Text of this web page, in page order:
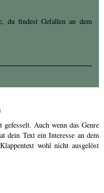
du findest Gefallen an dem
Auch wenn das Genre
dein Text ein Interesse an dem
wohl nicht ausgelöst